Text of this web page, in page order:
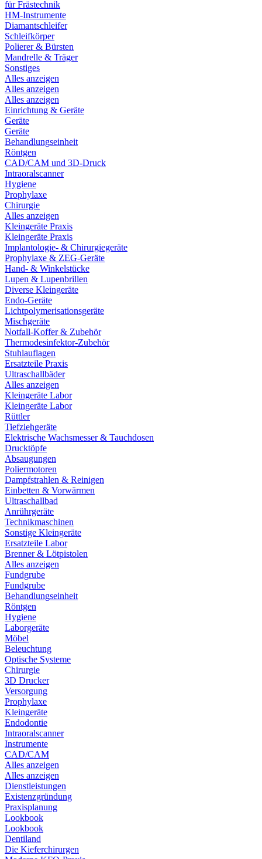
für Frästechnik
HM-Instrumente
Diamantschleifer
Schleifkörper
Polierer & Bürsten
Mandrelle & Träger
Sonstiges
Alles anzeigen
Alles anzeigen
Alles anzeigen
Einrichtung & Geräte
Geräte
Geräte
Behandlungseinheit
Röntgen
CAD/CAM und 3D-Druck
Intraoralscanner
Hygiene
Prophylaxe
Chirurgie
Alles anzeigen
Kleingeräte Praxis
Kleingeräte Praxis
Implantologie- & Chirurgiegeräte
Prophylaxe & ZEG-Geräte
Hand- & Winkelstücke
Lupen & Lupenbrillen
Diverse Kleingeräte
Endo-Geräte
Lichtpolymerisationsgeräte
Mischgeräte
Notfall-Koffer & Zubehör
Thermodesinfektor-Zubehör
Stuhlauflagen
Ersatzteile Praxis
Ultraschallbäder
Alles anzeigen
Kleingeräte Labor
Kleingeräte Labor
Rüttler
Tiefziehgeräte
Elektrische Wachsmesser & Tauchdosen
Drucktöpfe
Absaugungen
Poliermotoren
Dampfstrahlen & Reinigen
Einbetten & Vorwärmen
Ultraschallbad
Anrührgeräte
Technikmaschinen
Sonstige Kleingeräte
Ersatzteile Labor
Brenner & Lötpistolen
Alles anzeigen
Fundgrube
Fundgrube
Behandlungseinheit
Röntgen
Hygiene
Laborgeräte
Möbel
Beleuchtung
Optische Systeme
Chirurgie
3D Drucker
Versorgung
Prophylaxe
Kleingeräte
Endodontie
Intraoralscanner
Instrumente
CAD/CAM
Alles anzeigen
Alles anzeigen
Dienstleistungen
Existenzgründung
Praxisplanung
Lookbook
Lookbook
Dentiland
Die Kieferchirurgen